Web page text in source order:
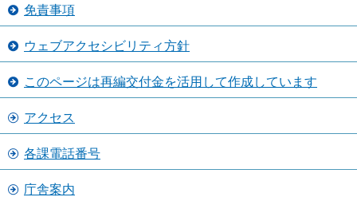
免責事項
ウェブアクセシビリティ方針
このページは再編交付金を活用して作成しています
アクセス
各課電話番号
庁舎案内